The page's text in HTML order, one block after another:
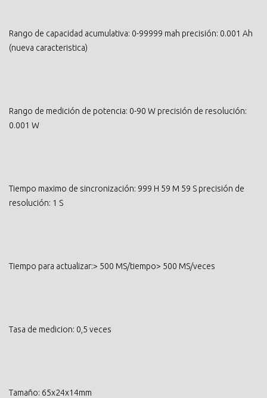
Rango de capacidad acumulativa: 0-99999 mah precisión: 0.001 Ah
(nueva caracteristica)
Rango de medición de potencia: 0-90 W precisión de resolución:
0.001 W
Tiempo maximo de sincronización: 999 H 59 M 59 S precisión de
resolución: 1 S
Tiempo para actualizar:> 500 MS/tiempo> 500 MS/veces
Tasa de medicion: 0,5 veces
Tamaño: 65x24x14mm